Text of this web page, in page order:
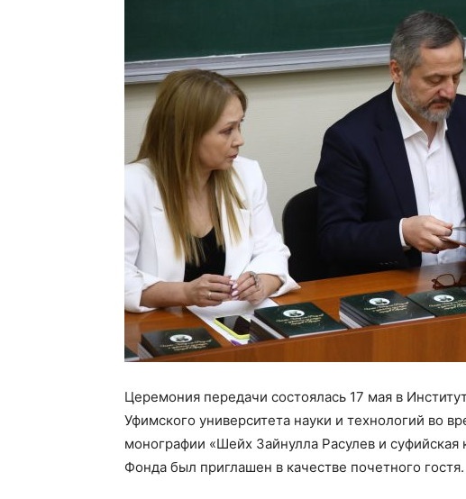
Церемония передачи состоялась 17 мая в
Уфимского университета науки и технологий во
монографии «Шейх Зайнулла Расулев и суфийская
Фонда был приглашен в качестве почетного гостя.